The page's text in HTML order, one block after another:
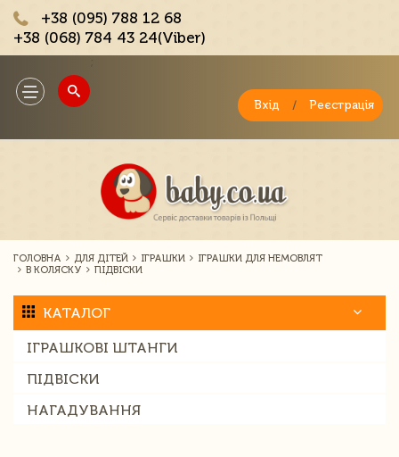
+38 (095) 788 12 68
+38 (068) 784 43 24(Viber)
Toggle
navigation
Вхід / Реєстрація
ГОЛОВНА ДЛЯ ДІТЕЙ ІГРАШКИ
ІГРАШКИ ДЛЯ НЕМОВЛЯТ
В КОЛЯСКУ
ПІДВІСКИ
КАТАЛОГ
ІГРАШКОВІ ШТАНГИ
ПІДВІСКИ
НАГАДУВАННЯ